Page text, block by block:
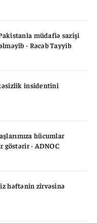
müdafiə sazişi
- Rəcəb Tayyib
insidentini
hücumlar
- ADNOC
həftənin zirvəsinə